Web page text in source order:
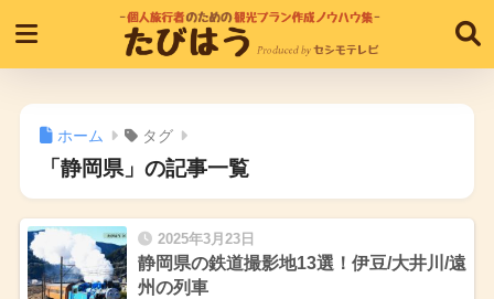
ホーム タグ
「静岡県」の記事一覧
2025年3月23日
静岡県の鉄道撮影地13選！伊豆/大井川/遠
州の列車